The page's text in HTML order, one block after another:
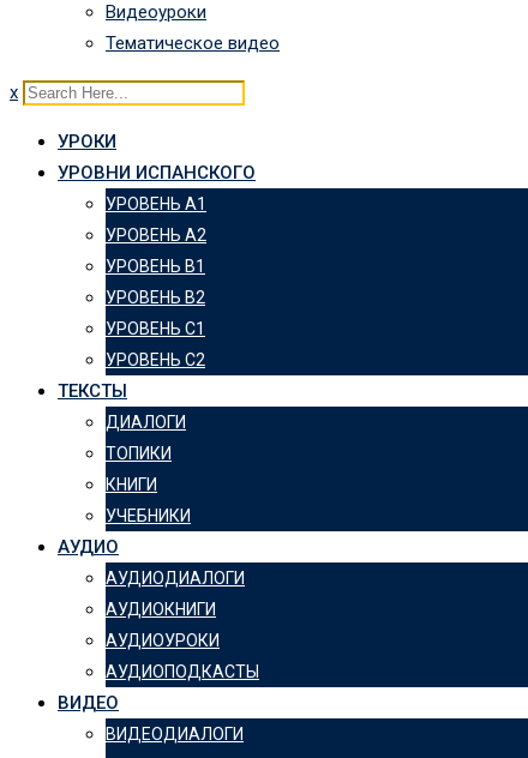
Видеоуроки
Тематическое видео
x
УРОКИ
УРОВНИ ИСПАНСКОГО
УРОВЕНЬ А1
УРОВЕНЬ А2
УРОВЕНЬ B1
УРОВЕНЬ B2
УРОВЕНЬ C1
УРОВЕНЬ C2
ТЕКСТЫ
ДИАЛОГИ
ТОПИКИ
КНИГИ
УЧЕБНИКИ
АУДИО
АУДИОДИАЛОГИ
АУДИОКНИГИ
АУДИОУРОКИ
АУДИОПОДКАСТЫ
ВИДЕО
ВИДЕОДИАЛОГИ